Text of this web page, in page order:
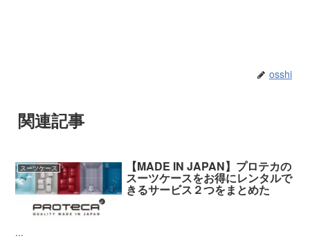
osshi
関連記事
スーツケース 【MADE IN JAPAN】プロテカの
スーツケースをお得にレンタルで
きるサービス２つをまとめた
...